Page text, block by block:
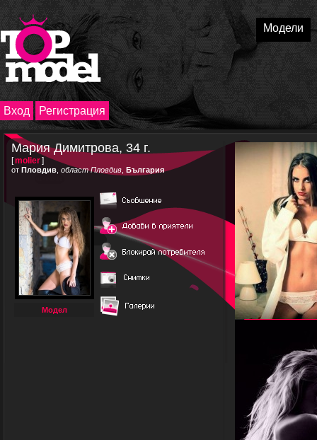
Модели
Вход Регистрация
Мария Димитрова, 34 г.
[molier]
от Пловдив област Пловдив България
Модел